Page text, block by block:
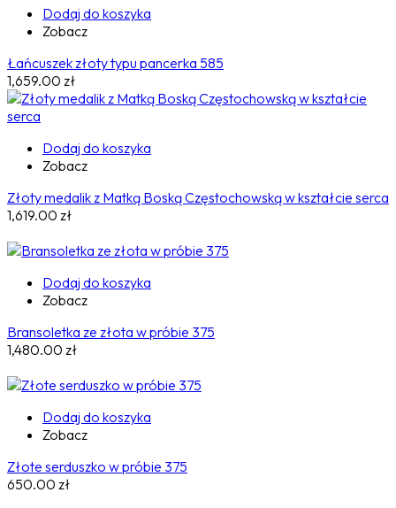
Dodaj do koszyka
Zobacz
Łańcuszek złoty typu pancerka 585
1,659.00 zł
Dodaj do koszyka
Zobacz
Złoty medalik z Matką Boską Częstochowską w kształcie serca
1,619.00 zł
Dodaj do koszyka
Zobacz
Bransoletka ze złota w próbie 375
1,480.00 zł
Dodaj do koszyka
Zobacz
Złote serduszko w próbie 375
650.00 zł